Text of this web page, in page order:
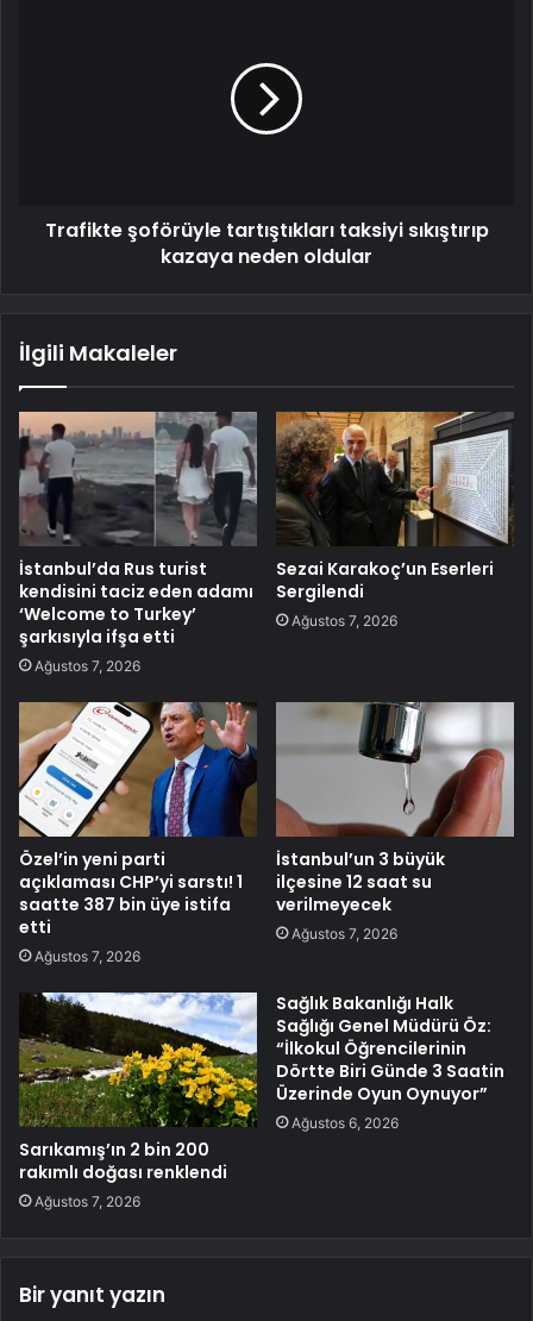
Trafikte şoförüyle tartıştıkları taksiyi sıkıştırıp
kazaya neden oldular
İlgili Makaleler
İstanbul’da Rus turist
kendisini taciz eden adamı
‘Welcome to Turkey’
şarkısıyla ifşa etti
Ağustos 7, 2026
Sezai Karakoç’un Eserleri
Sergilendi
Ağustos 7, 2026
Özel’in yeni parti
açıklaması CHP’yi sarstı! 1
saatte 387 bin üye istifa
etti
Ağustos 7, 2026
İstanbul’un 3 büyük
ilçesine 12 saat su
verilmeyecek
Ağustos 7, 2026
Sarıkamış’ın 2 bin 200
rakımlı doğası renklendi
Ağustos 7, 2026
Sağlık Bakanlığı Halk
Sağlığı Genel Müdürü Öz:
“İlkokul Öğrencilerinin
Dörtte Biri Günde 3 Saatin
Üzerinde Oyun Oynuyor”
Ağustos 6, 2026
Bir yanıt yazın